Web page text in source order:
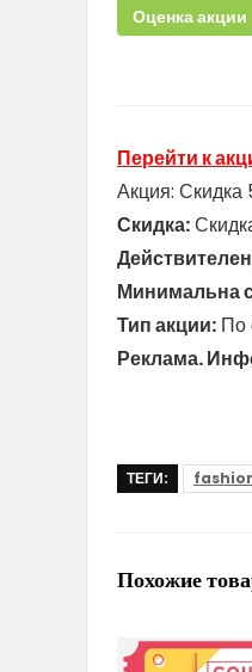
Оценка акции
Перейти к
Акция: Скидка
Скидка:
Минимальна
Тип акции: По
Реклама.
ТЕГИ:
Похожие